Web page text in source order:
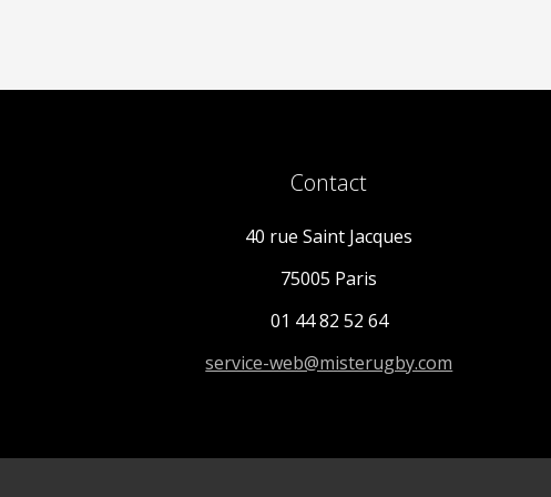
Contact
40 rue Saint Jacques
75005 Paris
01 44 82 52 64
service-web@misterugby.com